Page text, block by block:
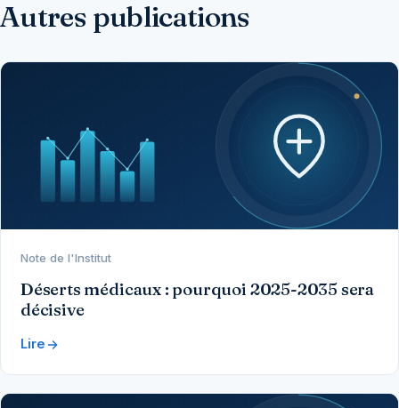
Autres publications
Note de l'Institut
Déserts médicaux : pourquoi 2025-2035 sera
décisive
Lire